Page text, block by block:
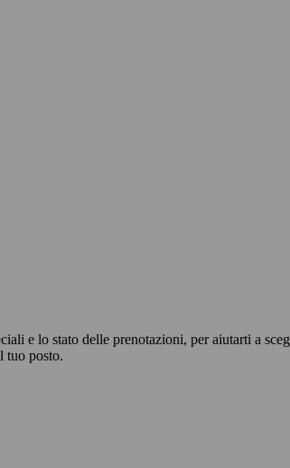
e lo stato delle prenotazioni, per aiutarti a
tuo posto.